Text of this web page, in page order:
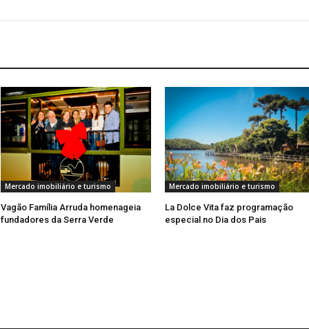
Mercado imobiliário e turismo
Vagão Família Arruda homenageia
fundadores da Serra Verde
Mercado imobiliário e turismo
La Dolce Vita faz programação
especial no Dia dos Pais